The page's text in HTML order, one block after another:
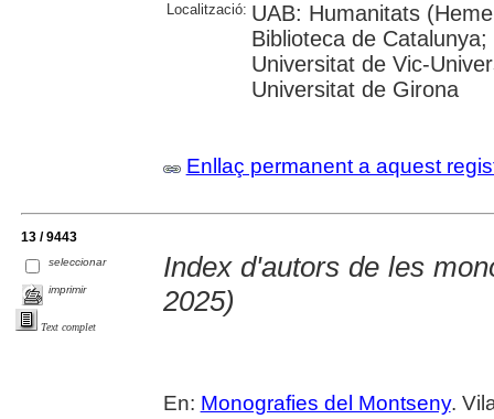
Localització: UAB: Humanitats
Biblioteca de
Universitat de Vic-
Universitat de Girona
Enllaç permanent a aquest
13 / 9443
seleccionar
imprimir
Text complet
Index d'autors de les
2025)
En: Monografies del Montseny.